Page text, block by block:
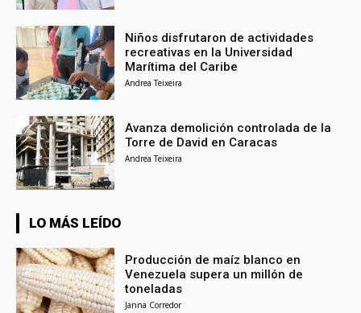
Niños disfrutaron de actividades
recreativas en la Universidad
Marítima del Caribe
Andrea Teixeira
Avanza demolición controlada de la
Torre de David en Caracas
Andrea Teixeira
LO MÁS LEÍDO
Producción de maíz blanco en
Venezuela supera un millón de
toneladas
Janna Corredor